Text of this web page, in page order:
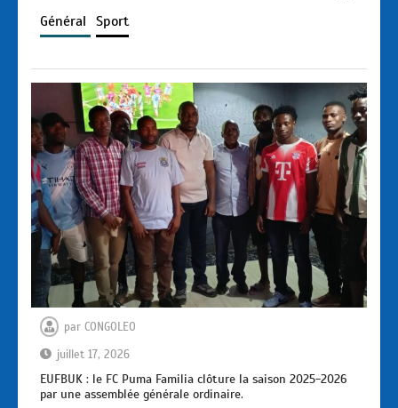
Général Sport
par CONGOLEO
juillet 17, 2026
EUFBUK : le FC Puma Familia clôture la saison 2025-2026
par une assemblée générale ordinaire.